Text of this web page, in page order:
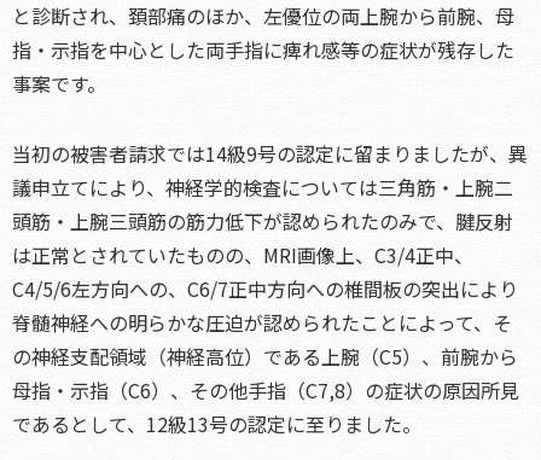
と診断され、頚部痛のほか、左優位の両上腕から前腕、母
指・示指を中心とした両手指に痺れ感等の症状が残存した
事案です。
当初の被害者請求では14級9号の認定に留まりましたが、異
議申立てにより、神経学的検査については三角筋・上腕二
頭筋・上腕三頭筋の筋力低下が認められたのみで、腱反射
は正常とされていたものの、MRI画像上、C3/4正中、
C4/5/6左方向への、C6/7正中方向への椎間板の突出により
脊髄神経への明らかな圧迫が認められたことによって、そ
の神経支配領域（神経高位）である上腕（C5）、前腕から
母指・示指（C6）、その他手指（C7,8）の症状の原因所見
であるとして、12級13号の認定に至りました。